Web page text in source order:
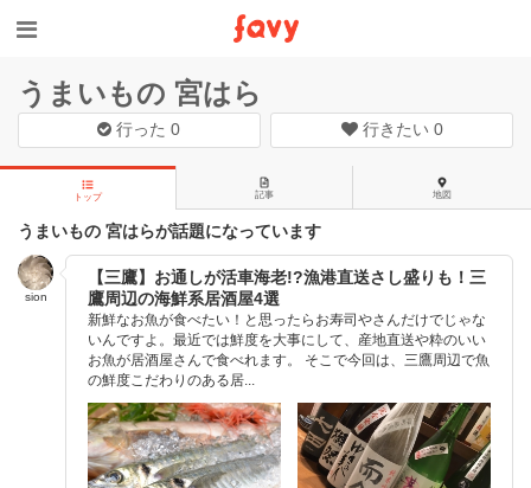
うまいもの 宮はら
行った0 行きたい 0
トップ 記事 地図
うまいもの 宮はらが話題になっています
sion
【三鷹】お通しが活車海老!?漁港直送さし盛りも！三
鷹周辺の海鮮系居酒屋4選
新鮮なお魚が食べたい！と思ったらお寿司やさんだけでじゃな
いんですよ。最近では鮮度を大事にして、産地直送や粋のいい
お魚が居酒屋さんで食べれます。 そこで今回は、三鷹周辺で魚
の鮮度こだわりのある居...